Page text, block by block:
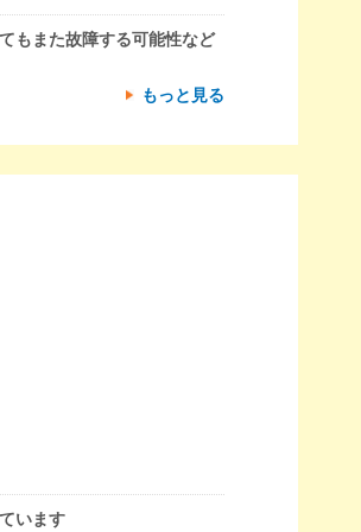
もまた故障する可能性など
もっと見る
います